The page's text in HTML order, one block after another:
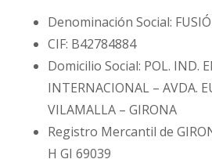
Denominación Social:
CIF: B42784884
Domicilio Social: POL. IND.
INTERNACIONAL – AVDA.
VILAMALLA – GIRONA
Registro Mercantil de
H GI 69039